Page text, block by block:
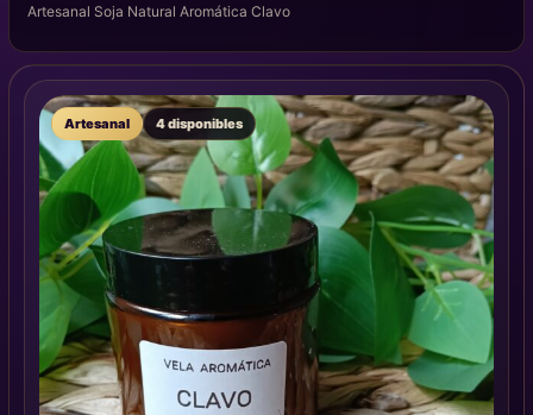
Artesanal Soja Natural Aromática Clavo
Artesanal 4 disponibles